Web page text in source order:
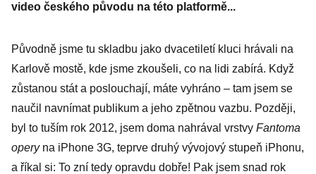
video českého původu na této platformě...
Původně jsme tu skladbu jako dvacetiletí kluci hrávali na
Karlově mostě, kde jsme zkoušeli, co na lidi zabírá. Když
zůstanou stát a poslouchají, máte vyhráno – tam jsem se
naučil navnímat publikum a jeho zpětnou vazbu. Později,
byl to tuším rok 2012, jsem doma nahrával vrstvy Fantoma
operyna iPhone 3G, teprve druhý vývojový stupeň iPhonu,
a říkal si: To zní tedy opravdu dobře! Pak jsem snad rok